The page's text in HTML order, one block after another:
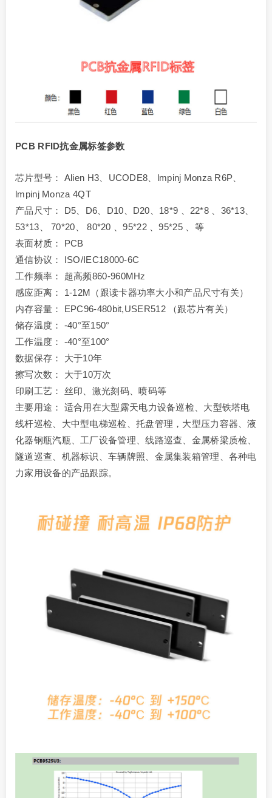
PCB RFID抗金属标签参数
芯片型号： Alien H3、UCODE8、lmpinj Monza R6P、
lmpinj Monza 4QT
产品尺寸： D5、D6、D10、D20、18*9 、22*8 、36*13、
53*13、 70*20、 80*20 、95*22 、95*25 、等
表面材质： PCB
通信协议： ISO/IEC18000-6C
工作频率： 超高频860-960MHz
感应距离： 1-12M（跟读卡器功率大小和产品尺寸有关）
内存容量： EPC96-480bit,USER512 （跟芯片有关）
储存温度： -40°至150°
工作温度： -40°至100°
数据保存： 大于10年
擦写次数： 大于10万次
印刷工艺： 丝印、激光刻码、喷码等
主要用途： 适合用在大型露天电力设备巡检、大型铁塔电
线杆巡检、大中型电梯巡检、托盘管理，大型压力容器、液
化器钢瓶汽瓶、工厂设备管理、线路巡查、金属桥梁质检、
隧道巡查、机器标识、车辆牌照、金属集装箱管理、各种电
力家用设备的产品跟踪。